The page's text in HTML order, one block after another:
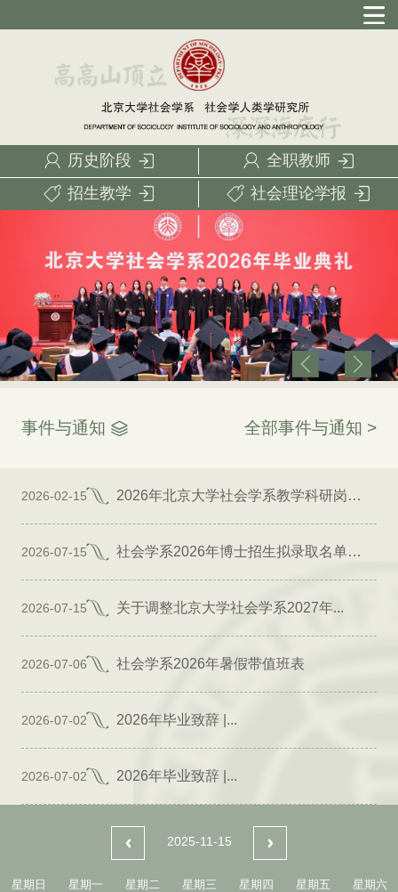
历史阶段
全职教师
招生教学
社会理论学报
事件与通知 全部事件与通知 >
2026-02-15 2026年北京大学社会学系教学科研岗位招聘启事
2026-07-15 社会学系2026年博士招生拟录取名单公示（专项）
2026-07-15 关于调整北京大学社会学系2027年...
2026-07-06 社会学系2026年暑假带值班表
2026-07-02 2026年毕业致辞 |...
2026-07-02 2026年毕业致辞 |...
2025-11-15
星期日 星期一 星期二 星期三 星期四 星期五 星期六